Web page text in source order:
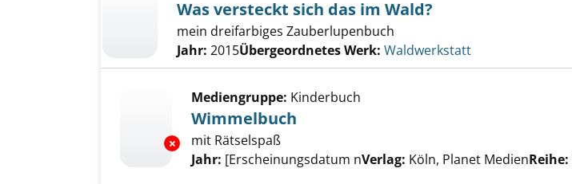
Was versteckt sich das im Wald?
mein dreifarbiges Zauberlupenbuch
Jahr: 2015Übergeordnetes Werk: Waldwerkstatt
Exemplar-Details von Wimmelbuch anzeigen
Mediengruppe: Kinderbuch
Wimmelbuch
mit Rätselspaß
Suche nach diesem Verfasser
Jahr: [Erscheinungsdatum nVerlag: Köln, Planet MedienReihe: